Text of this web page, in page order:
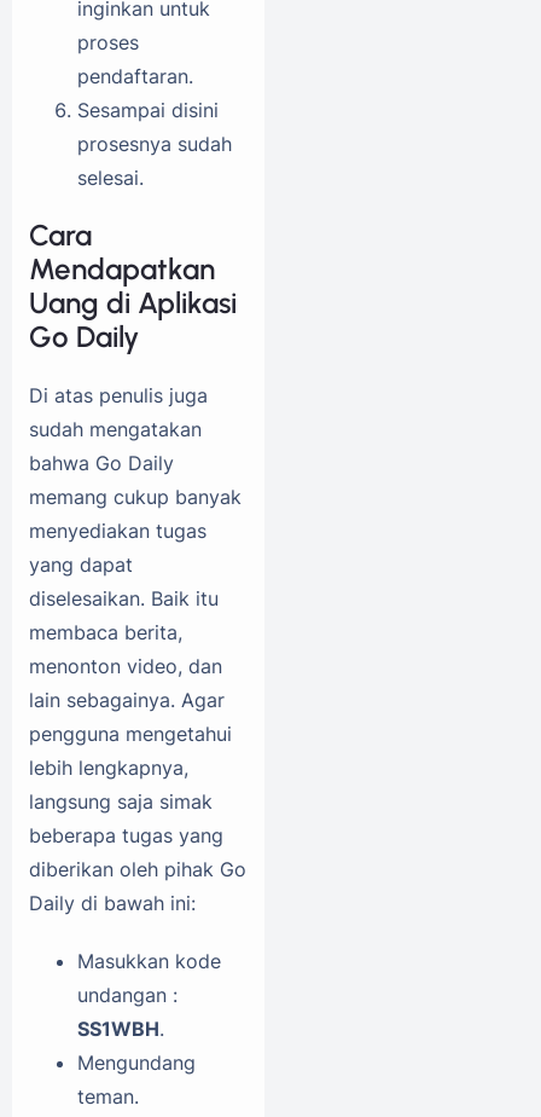
inginkan untuk
proses
pendaftaran.
Sesampai disini
prosesnya sudah
selesai.
Cara
Mendapatkan
Uang di Aplikasi
Go Daily
Di atas penulis juga
sudah mengatakan
bahwa Go Daily
memang cukup banyak
menyediakan tugas
yang dapat
diselesaikan. Baik itu
membaca berita,
menonton video, dan
lain sebagainya. Agar
pengguna mengetahui
lebih lengkapnya,
langsung saja simak
beberapa tugas yang
diberikan oleh pihak Go
Daily di bawah ini:
Masukkan kode
undangan :
SS1WBH.
Mengundang
teman.